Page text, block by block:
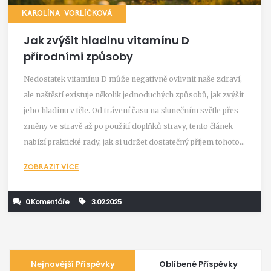
KAROLÍNA VORLÍČKOVÁ
Jak zvýšit hladinu vitamínu D
přírodními způsoby
Nedostatek vitamínu D může negativně ovlivnit naše zdraví,
ale naštěstí existuje několik jednoduchých způsobů, jak zvýšit
jeho hladinu v těle. Od trávení času na slunečním světle přes
změny ve stravě až po použití doplňků stravy, tento článek
nabízí praktické rady, jak si udržet dostatečný příjem tohoto
nejbohatším zdrojem vitamínu D a jaké faktory mohou
ovlivnit jeho vstřebávání.
ZOBRAZIT VÍCE
0 Komentáře 3.02.2025
Nejnovější Příspěvky Oblíbené Příspěvky